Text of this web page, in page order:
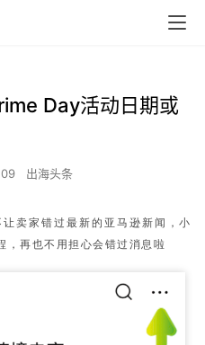
Day活动日期或
出海头条
卖家错过最新的亚马逊新闻，小
，再也不用担心会错过消息啦